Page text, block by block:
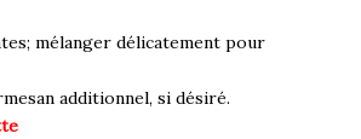
mélanger délicatement pour
additionnel, si désiré.